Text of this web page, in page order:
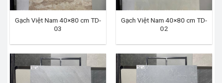
Gạch Việt Nam 40×80 cm TD-
03
Gạch Việt Nam 40×80 cm TD-
02